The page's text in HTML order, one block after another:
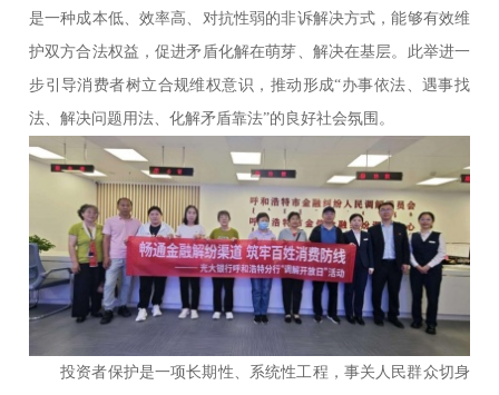
是一种成本低、效率高、对抗性弱的非诉解决方式，能够有效维
护双方合法权益，促进矛盾化解在萌芽、解决在基层。此举进一
步引导消费者树立合规维权意识，推动形成“办事依法、遇事找
法、解决问题用法、化解矛盾靠法”的良好社会氛围。
投资者保护是一项长期性、系统性工程，事关人民群众切身